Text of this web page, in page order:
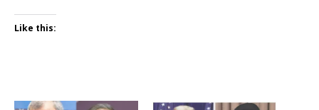
Like this: